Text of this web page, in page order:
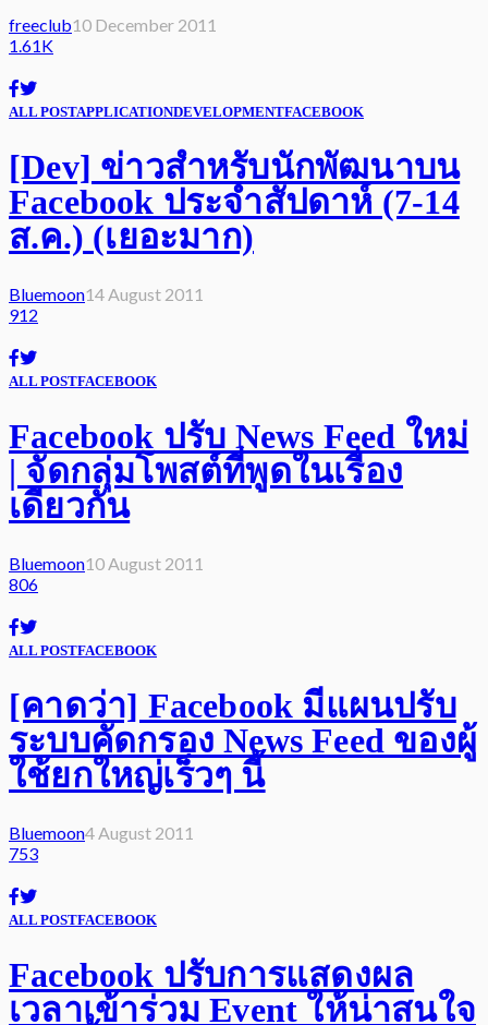
freeclub10 December 2011
1.61K
ALL POSTAPPLICATIONDEVELOPMENTFACEBOOK
[Dev] ข่าวสำหรับนักพัฒนาบน
Facebook ประจำสัปดาห์ (7-14
ส.ค.) (เยอะมาก)
Bluemoon14 August 2011
912
ALL POSTFACEBOOK
Facebook ปรับ News Feed ใหม่
| จัดกลุ่มโพสต์ที่พูดในเรื่อง
เดียวกัน
Bluemoon10 August 2011
806
ALL POSTFACEBOOK
[คาดว่า] Facebook มีแผนปรับ
ระบบคัดกรอง News Feed ของผู้
ใช้ยกใหญ่เร็วๆ นี้
Bluemoon4 August 2011
753
ALL POSTFACEBOOK
Facebook ปรับการแสดงผล
เวลาเข้าร่วม Event ให้น่าสนใจ